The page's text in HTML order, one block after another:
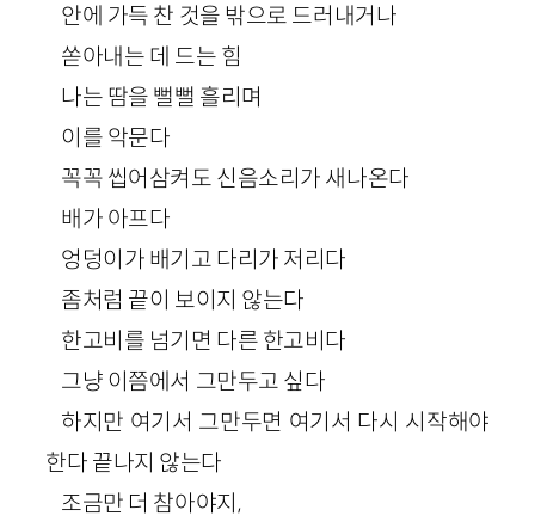
안에 가득 찬 것을 밖으로 드러내거나
쏟아내는 데 드는 힘
나는 땀을 뻘뻘 흘리며
이를 악문다
꼭꼭 씹어삼켜도 신음소리가 새나온다
배가 아프다
엉덩이가 배기고 다리가 저리다
좀처럼 끝이 보이지 않는다
한고비를 넘기면 다른 한고비다
그냥 이쯤에서 그만두고 싶다
하지만 여기서 그만두면 여기서 다시 시작해야
한다 끝나지 않는다
조금만 더 참아야지,